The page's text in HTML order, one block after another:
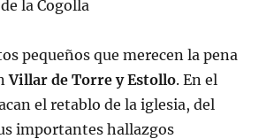
pequeños que merecen la pena
Villar de Torre y Estollo. En el
el retablo de la iglesia, del
importantes hallazgos